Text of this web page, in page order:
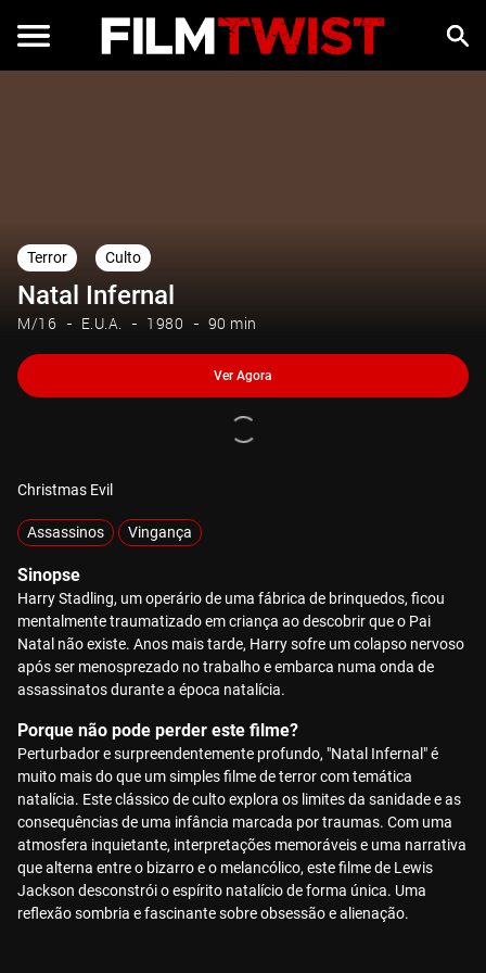
Terror Culto
Natal Infernal
M/16 E.U.A. 1980 90 min
Ver Agora
Christmas Evil
Assassinos Vingança
Sinopse
Harry Stadling, um operário de uma fábrica de brinquedos, ficou
mentalmente traumatizado em criança ao descobrir que o Pai
Natal não existe. Anos mais tarde, Harry sofre um colapso nervoso
após ser menosprezado no trabalho e embarca numa onda de
assassinatos durante a época natalícia.
Porque não pode perder este filme?
Perturbador e surpreendentemente profundo, "Natal Infernal" é
muito mais do que um simples filme de terror com temática
natalícia. Este clássico de culto explora os limites da sanidade e as
consequências de uma infância marcada por traumas. Com uma
atmosfera inquietante, interpretações memoráveis e uma narrativa
que alterna entre o bizarro e o melancólico, este filme de Lewis
Jackson desconstrói o espírito natalício de forma única. Uma
reflexão sombria e fascinante sobre obsessão e alienação.